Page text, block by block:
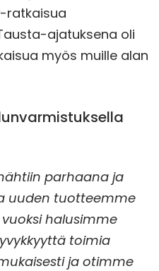
ratkaisua
ajatuksena oli
myös muille alan
parhaana ja
uuden tuotteemme
halusimme
toimia
ja otimme